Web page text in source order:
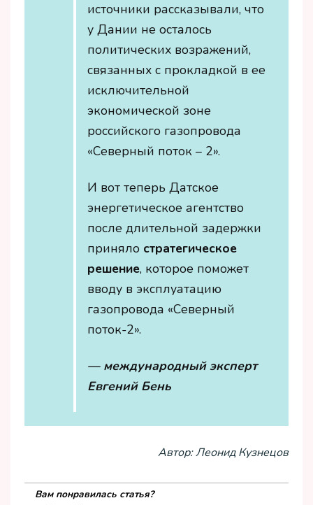
источники рассказывали, что
у Дании не осталось
политических возражений,
связанных с прокладкой в ее
исключительной
экономической зоне
российского газопровода
«Северный поток – 2».
И вот теперь Датское
энергетическое агентство
после длительной задержки
приняло стратегическое
решение, которое поможет
вводу в эксплуатацию
газопровода «Северный
поток-2».
— международный эксперт
Евгений Бень
Автор: Леонид Кузнецов
Вам понравилась статья?